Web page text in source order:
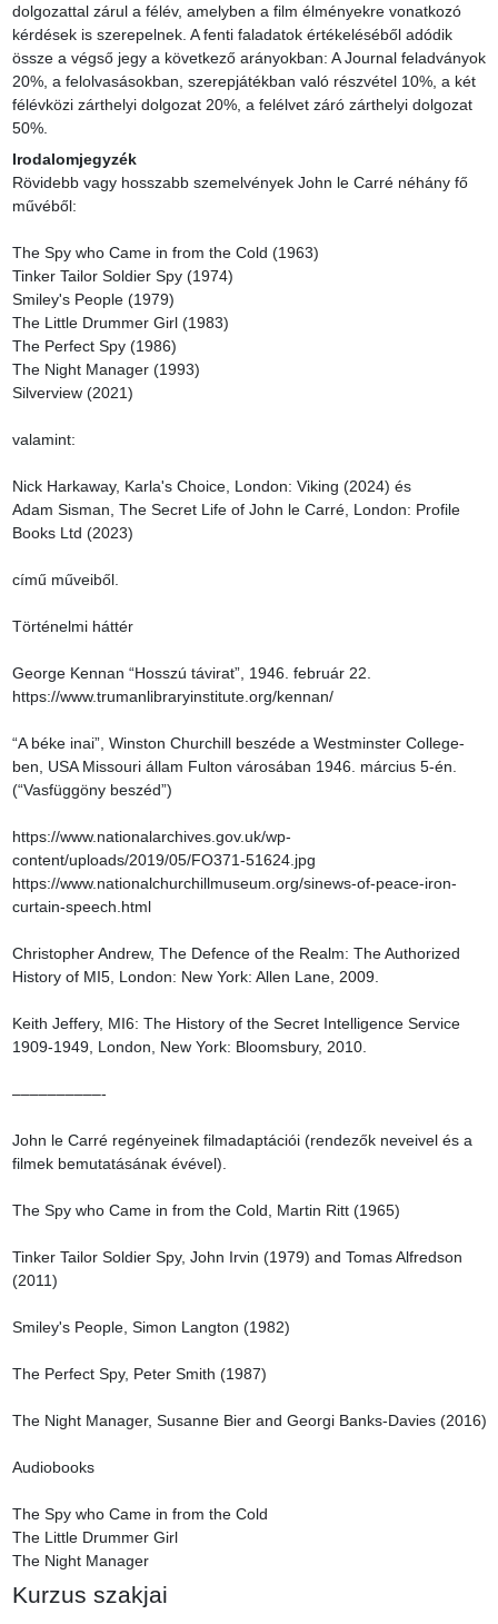
dolgozattal zárul a félév, amelyben a film élményekre vonatkozó
kérdések is szerepelnek. A fenti faladatok értékeléséből adódik
össze a végső jegy a következő arányokban: A Journal feladványok
20%, a felolvasásokban, szerepjátékban való részvétel 10%, a két
félévközi zárthelyi dolgozat 20%, a felélvet záró zárthelyi dolgozat
50%.
Irodalomjegyzék
Rövidebb vagy hosszabb szemelvények John le Carré néhány fő
művéből:
The Spy who Came in from the Cold (1963)
Tinker Tailor Soldier Spy (1974)
Smiley's People (1979)
The Little Drummer Girl (1983)
The Perfect Spy (1986)
The Night Manager (1993)
Silverview (2021)
valamint:
Nick Harkaway, Karla's Choice, London: Viking (2024) és
Adam Sisman, The Secret Life of John le Carré, London: Profile
Books Ltd (2023)
című műveiből.
Történelmi háttér
George Kennan “Hosszú távirat”, 1946. február 22.
https://www.trumanlibraryinstitute.org/kennan/
“A béke inai”, Winston Churchill beszéde a Westminster College-
ben, USA Missouri állam Fulton városában 1946. március 5-én.
(“Vasfüggöny beszéd”)
https://www.nationalarchives.gov.uk/wp-
content/uploads/2019/05/FO371-51624.jpg
https://www.nationalchurchillmuseum.org/sinews-of-peace-iron-
curtain-speech.html
Christopher Andrew, The Defence of the Realm: The Authorized
History of MI5, London: New York: Allen Lane, 2009.
Keith Jeffery, MI6: The History of the Secret Intelligence Service
1909-1949, London, New York: Bloomsbury, 2010.
––––––––––-
John le Carré regényeinek filmadaptációi (rendezők neveivel és a
filmek bemutatásának évével).
The Spy who Came in from the Cold, Martin Ritt (1965)
Tinker Tailor Soldier Spy, John Irvin (1979) and Tomas Alfredson
(2011)
Smiley's People, Simon Langton (1982)
The Perfect Spy, Peter Smith (1987)
The Night Manager, Susanne Bier and Georgi Banks-Davies (2016)
Audiobooks
The Spy who Came in from the Cold
The Little Drummer Girl
The Night Manager
Kurzus szakjai